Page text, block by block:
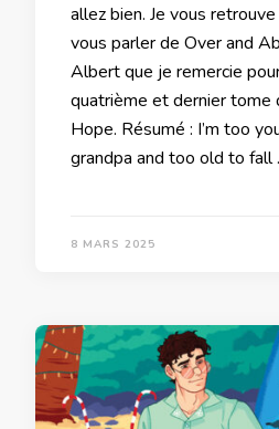
allez bien. Je vous retrouve
vous parler de Over and
Albert que je remercie
quatrième et dernier tome
Hope. Résumé : I’m too
grandpa and too old to fall
8 MARS 2025